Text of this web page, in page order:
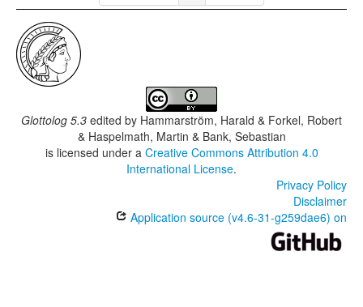
Glottolog 5.3 edited by Hammarström, Harald & Forkel, Robert
& Haspelmath, Martin & Bank, Sebastian
is licensed under a Creative Commons Attribution 4.0
International License.
Privacy Policy
Disclaimer
Application source (v4.6-31-g259dae6) on